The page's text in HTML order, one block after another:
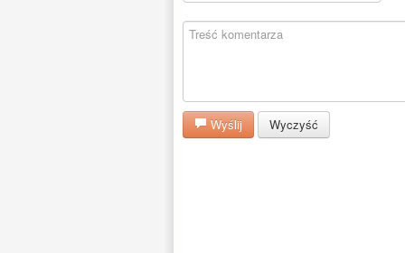
Wyślij Wyczyść